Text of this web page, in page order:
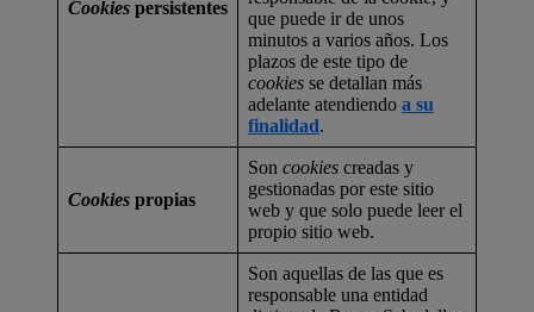
Cookies persistentes
que puede ir de unos
minutos a varios años. Los
plazos de este tipo de
cookies se detallan más
adelante atendiendo a su
finalidad.
Cookies propias
Son cookies creadas y
gestionadas por este sitio
web y que solo puede leer el
propio sitio web.
Son aquellas de las que es
responsable una entidad